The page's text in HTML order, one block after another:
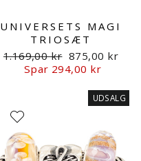
UNIVERSETS MAGI
TRIOSÆT
Normalpris
1.169,00 kr Udsalgspris
875,00 kr
Spar 294,00 kr
UDSALG